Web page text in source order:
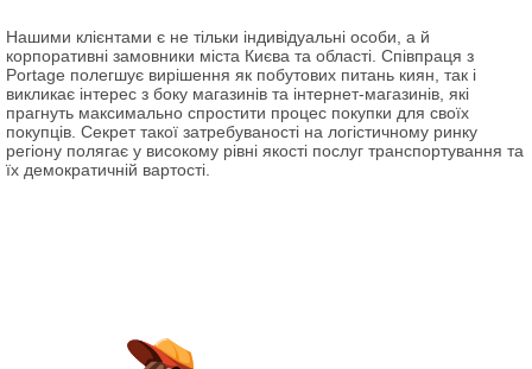
Нашими клієнтами є не тільки індивідуальні особи, а й
корпоративні замовники міста Києва та області. Співпраця з
Portage полегшує вирішення як побутових питань киян, так і
викликає інтерес з боку магазинів та інтернет-магазинів, які
прагнуть максимально спростити процес покупки для своїх
покупців. Секрет такої затребуваності на логістичному ринку
регіону полягає у високому рівні якості послуг транспортування та
їх демократичній вартості.